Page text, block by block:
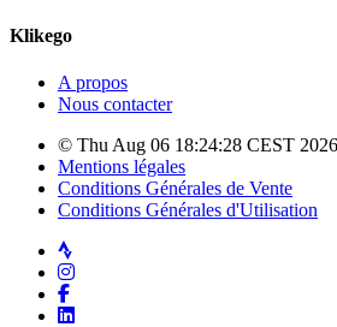
Klikego
A propos
Nous contacter
© Thu Aug 06 18:24:28 CEST
Mentions légales
Conditions Générales de Vente
Conditions Générales d'Utilisation
Strava
Instagram
Facebook
LinkedIn